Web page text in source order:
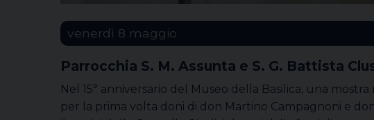
venerdì 8 maggio
Parrocchia S. M. Assunta e S. G. Battista
Nel 15° anniversario del Museo della Basilica, una
per la prima volta doni di don Martino Campagnoni e